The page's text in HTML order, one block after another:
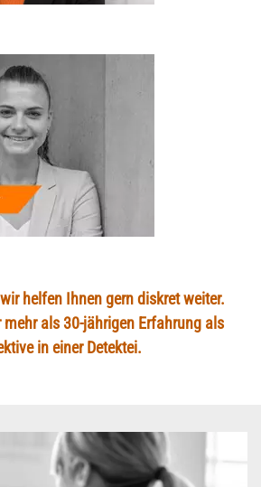
helfen Ihnen gern diskret weiter.
mehr als 30-jährigen Erfahrung als
in einer Detektei.